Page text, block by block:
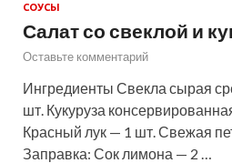
СОУСЫ
Салат со свеклой и
Оставьте комментарий
Ингредиенты Свекла сырая
шт. Кукуруза
Красный лук — 1 шт. Свежая
Заправка: Сок лимона — 2 …